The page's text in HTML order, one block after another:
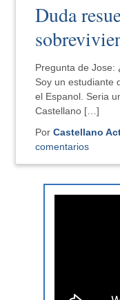
Duda
Pregunta de Jose:
Soy un estudiante
el Espanol. Seria
Castellano […]
PorCastellano
comentarios